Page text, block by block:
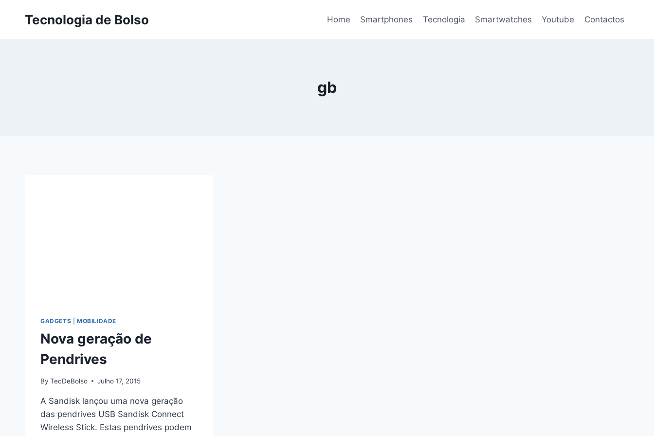
Tecnologia de Bolso Home Smartphones Tecnologia Smartwatches Youtube Contactos
gb
GADGETS MOBILIDADE
Nova geração de
Pendrives
By TecDeBolso Julho 17, 2015
A Sandisk lançou uma nova geração
das pendrives USB Sandisk Connect
Wireless Stick. Estas pendrives podem